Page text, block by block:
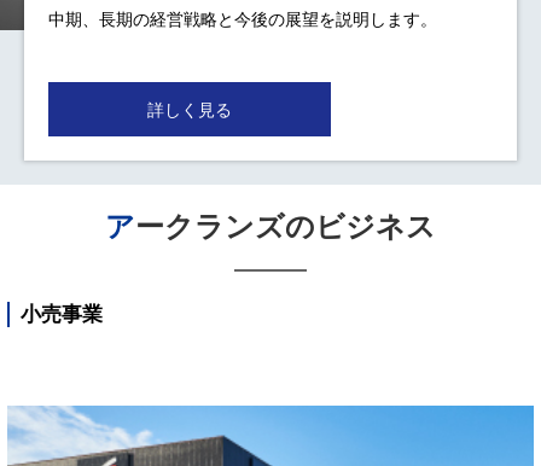
中期、長期の経営戦略と今後の展望を説明します。
詳しく見る
アークランズのビジネス
小売事業